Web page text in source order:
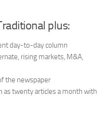
plus:
day-to-day column
rising markets, M&A,
the newspaper
as twenty articles a month with